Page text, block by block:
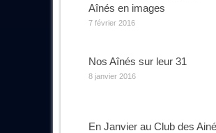
Aînés en images
7 février 2016
Nos Aînés sur leur 31
8 janvier 2016
En Janvier au Club des